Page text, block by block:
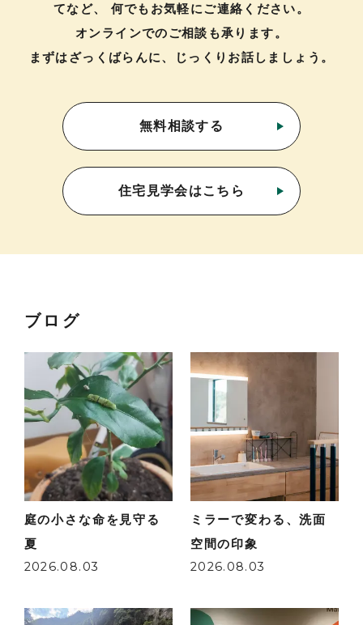
てなど、
何でもお気軽にご連絡ください。
オンラインでのご相談も承ります。
まずはざっくばらんに、じっくりお話しましょう。
無料相談する
住宅見学会はこちら
ブログ
庭の小さな命を見守る
夏
2026.08.03
ミラーで変わる、洗面
空間の印象
2026.08.03